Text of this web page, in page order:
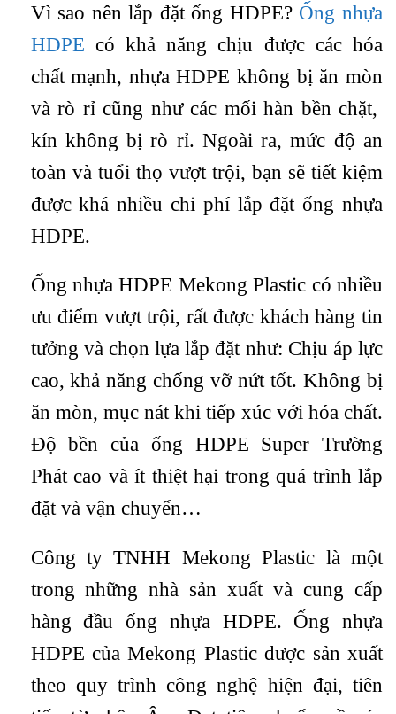
Vì sao nên lắp đặt ống HDPE? Ống nhựa
HDPE có khả năng chịu được các hóa
chất mạnh, nhựa HDPE không bị ăn mòn
và rò rỉ cũng như các mối hàn bền chặt,
kín không bị rò rỉ. Ngoài ra, mức độ an
toàn và tuổi thọ vượt trội, bạn sẽ tiết kiệm
được khá nhiều chi phí lắp đặt ống nhựa
HDPE.
Ống nhựa HDPE Mekong Plastic có nhiều
ưu điểm vượt trội, rất được khách hàng tin
tưởng và chọn lựa lắp đặt như: Chịu áp lực
cao, khả năng chống vỡ nứt tốt. Không bị
ăn mòn, mục nát khi tiếp xúc với hóa chất.
Độ bền của ống HDPE Super Trường
Phát cao và ít thiệt hại trong quá trình lắp
đặt và vận chuyển…
Công ty TNHH Mekong Plastic là một
trong những nhà sản xuất và cung cấp
hàng đầu ống nhựa HDPE. Ống nhựa
HDPE của Mekong Plastic được sản xuất
theo quy trình công nghệ hiện đại, tiên